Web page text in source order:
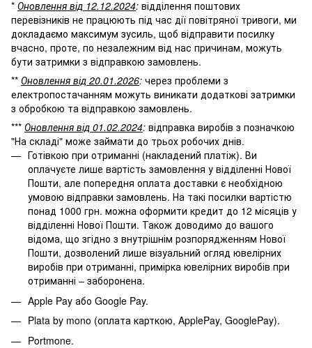
* Оновлення від 12.12.2024: відділення поштових
перевізників не працюють під час дії повітряної тривоги, ми
докладаємо максимум зусиль, щоб відправити посилку
вчасно, проте, по незалежним від нас причинам, можуть
бути затримки з відправкою замовлень.
** Оновлення від 20.01.2026: через проблеми з
електропостачанням можуть виникати додаткові затримки
з обробкою та відправкою замовлень.
*** Оновлення від 01.02.2024: відправка виробів з позначкою
"На складі" може займати до трьох робочих днів.
Готівкою при отриманні (накладений платіж). Ви
оплачуєте лише вартість замовлення у відділенні Нової
Пошти, але попередня оплата доставки є необхідною
умовою відправки замовлень. На такі посилки вартістю
понад 1000 грн. можна оформити кредит до 12 місяців у
відділенні Нової Пошти. Також доводимо до вашого
відома, що згідно з внутрішнім розпорядженням Нової
Пошти, дозволений лише візуальний огляд ювелірних
виробів при отриманні, примірка ювелірних виробів при
отриманні – заборонена.
Apple Pay або Google Pay.
Plata by mono (оплата карткою, ApplePay, GooglePay).
Portmone.